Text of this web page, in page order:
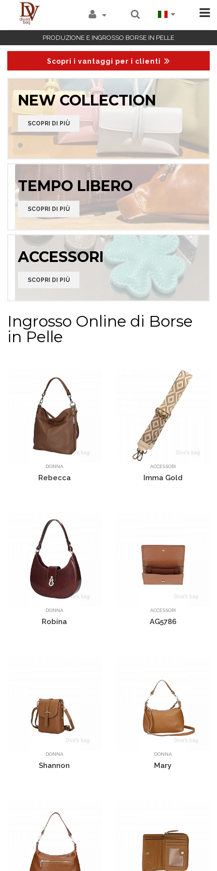
PRODUZIONE E INGROSSO BORSE IN PELLE
Scopri i vantaggi per i clienti
NEW COLLECTION
SCOPRI DI PIÙ
TEMPO LIBERO
SCOPRI DI PIÙ
ACCESSORI
SCOPRI DI PIÙ
Ingrosso Online di Borse
in Pelle
DONNA
Rebecca
ACCESSORI
Imma Gold
DONNA
Robina
ACCESSORI
AG5786
DONNA
Shannon
DONNA
Mary